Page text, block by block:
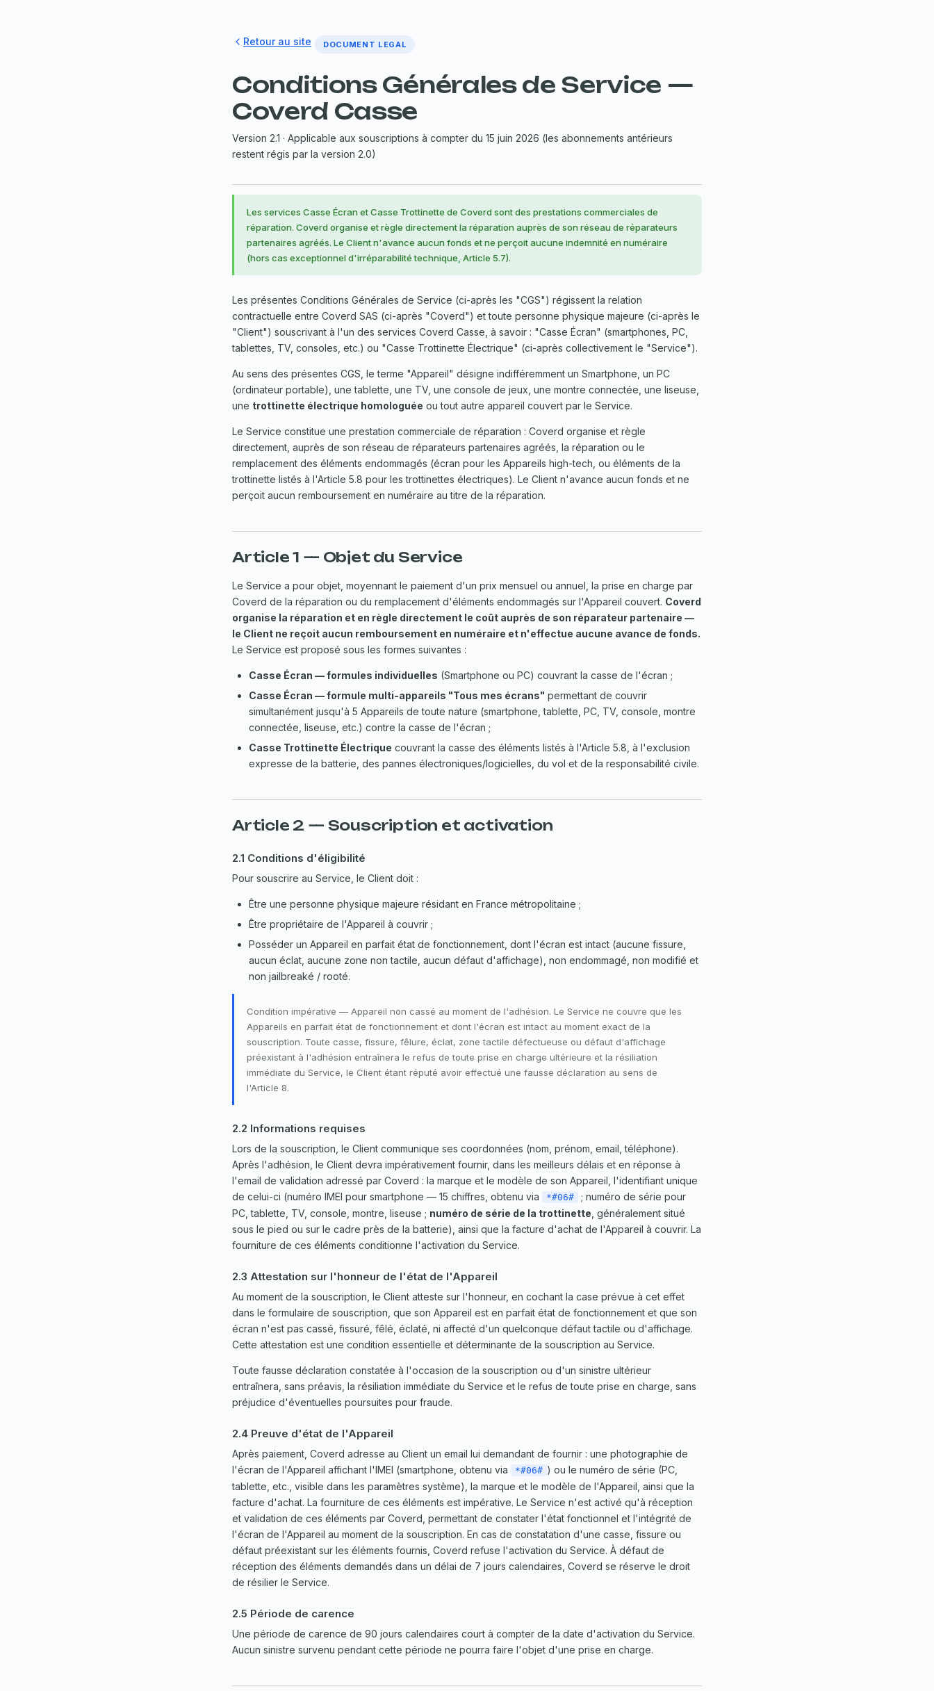
Retour au site DOCUMENT LEGAL
Conditions Générales de Service —
Coverd Casse
Version 2.1 · Applicable aux souscriptions à compter du 15 juin 2026 (les abonnements antérieurs
restent régis par la version 2.0)
Les services Casse Écran et Casse Trottinette de Coverd sont des prestations commerciales de
réparation. Coverd organise et règle directement la réparation auprès de son réseau de réparateurs
partenaires agréés. Le Client n'avance aucun fonds et ne perçoit aucune indemnité en numéraire
(hors cas exceptionnel d'irréparabilité technique, Article 5.7).
Les présentes Conditions Générales de Service (ci-après les "CGS") régissent la relation
contractuelle entre Coverd SAS (ci-après "Coverd") et toute personne physique majeure (ci-après le
"Client") souscrivant à l'un des services Coverd Casse, à savoir : "Casse Écran" (smartphones, PC,
tablettes, TV, consoles, etc.) ou "Casse Trottinette Électrique" (ci-après collectivement le "Service").
Au sens des présentes CGS, le terme "Appareil" désigne indifféremment un Smartphone, un PC
(ordinateur portable), une tablette, une TV, une console de jeux, une montre connectée, une liseuse,
une trottinette électrique homologuée ou tout autre appareil couvert par le Service.
Le Service constitue une prestation commerciale de réparation : Coverd organise et règle
directement, auprès de son réseau de réparateurs partenaires agréés, la réparation ou le
remplacement des éléments endommagés (écran pour les Appareils high-tech, ou éléments de la
trottinette listés à l'Article 5.8 pour les trottinettes électriques). Le Client n'avance aucun fonds et ne
perçoit aucun remboursement en numéraire au titre de la réparation.
Article 1 — Objet du Service
Le Service a pour objet, moyennant le paiement d'un prix mensuel ou annuel, la prise en charge par
Coverd de la réparation ou du remplacement d'éléments endommagés sur l'Appareil couvert. Coverd
organise la réparation et en règle directement le coût auprès de son réparateur partenaire —
le Client ne reçoit aucun remboursement en numéraire et n'effectue aucune avance de fonds.
Le Service est proposé sous les formes suivantes :
Casse Écran — formules individuelles (Smartphone ou PC) couvrant la casse de l'écran ;
Casse Écran — formule multi-appareils "Tous mes écrans" permettant de couvrir
simultanément jusqu'à 5 Appareils de toute nature (smartphone, tablette, PC, TV, console, montre
connectée, liseuse, etc.) contre la casse de l'écran ;
Casse Trottinette Électrique couvrant la casse des éléments listés à l'Article 5.8, à l'exclusion
expresse de la batterie, des pannes électroniques/logicielles, du vol et de la responsabilité civile.
Article 2 — Souscription et activation
2.1 Conditions d'éligibilité
Pour souscrire au Service, le Client doit :
Être une personne physique majeure résidant en France métropolitaine ;
Être propriétaire de l'Appareil à couvrir ;
Posséder un Appareil en parfait état de fonctionnement, dont l'écran est intact (aucune fissure,
aucun éclat, aucune zone non tactile, aucun défaut d'affichage), non endommagé, non modifié et
non jailbreaké / rooté.
Condition impérative — Appareil non cassé au moment de l'adhésion. Le Service ne couvre que les
Appareils en parfait état de fonctionnement et dont l'écran est intact au moment exact de la
souscription. Toute casse, fissure, fêlure, éclat, zone tactile défectueuse ou défaut d'affichage
préexistant à l'adhésion entraînera le refus de toute prise en charge ultérieure et la résiliation
immédiate du Service, le Client étant réputé avoir effectué une fausse déclaration au sens de
l'Article 8.
2.2 Informations requises
Lors de la souscription, le Client communique ses coordonnées (nom, prénom, email, téléphone).
Après l'adhésion, le Client devra impérativement fournir, dans les meilleurs délais et en réponse à
l'email de validation adressé par Coverd : la marque et le modèle de son Appareil, l'identifiant unique
de celui-ci (numéro IMEI pour smartphone — 15 chiffres, obtenu via
*#06#
; numéro de série pour
PC, tablette, TV, console, montre, liseuse ; numéro de série de la trottinette , généralement situé
sous le pied ou sur le cadre près de la batterie), ainsi que la facture d'achat de l'Appareil à couvrir. La
fourniture de ces éléments conditionne l'activation du Service.
2.3 Attestation sur l'honneur de l'état de l'Appareil
Au moment de la souscription, le Client atteste sur l'honneur, en cochant la case prévue à cet effet
dans le formulaire de souscription, que son Appareil est en parfait état de fonctionnement et que son
écran n'est pas cassé, fissuré, fêlé, éclaté, ni affecté d'un quelconque défaut tactile ou d'affichage.
Cette attestation est une condition essentielle et déterminante de la souscription au Service.
Toute fausse déclaration constatée à l'occasion de la souscription ou d'un sinistre ultérieur
entraînera, sans préavis, la résiliation immédiate du Service et le refus de toute prise en charge, sans
préjudice d'éventuelles poursuites pour fraude.
2.4 Preuve d'état de l'Appareil
Après paiement, Coverd adresse au Client un email lui demandant de fournir : une photographie de
l'écran de l'Appareil affichant l'IMEI (smartphone, obtenu via
*#06# ) ou le numéro de série (PC,
tablette, etc., visible dans les paramètres système), la marque et le modèle de l'Appareil, ainsi que la
facture d'achat. La fourniture de ces éléments est impérative. Le Service n'est activé qu'à réception
et validation de ces éléments par Coverd, permettant de constater l'état fonctionnel et l'intégrité de
l'écran de l'Appareil au moment de la souscription. En cas de constatation d'une casse, fissure ou
défaut préexistant sur les éléments fournis, Coverd refuse l'activation du Service. À défaut de
réception des éléments demandés dans un délai de 7 jours calendaires, Coverd se réserve le droit
de résilier le Service.
2.5 Période de carence
Une période de carence de 90 jours calendaires court à compter de la date d'activation du Service.
Aucun sinistre survenu pendant cette période ne pourra faire l'objet d'une prise en charge.